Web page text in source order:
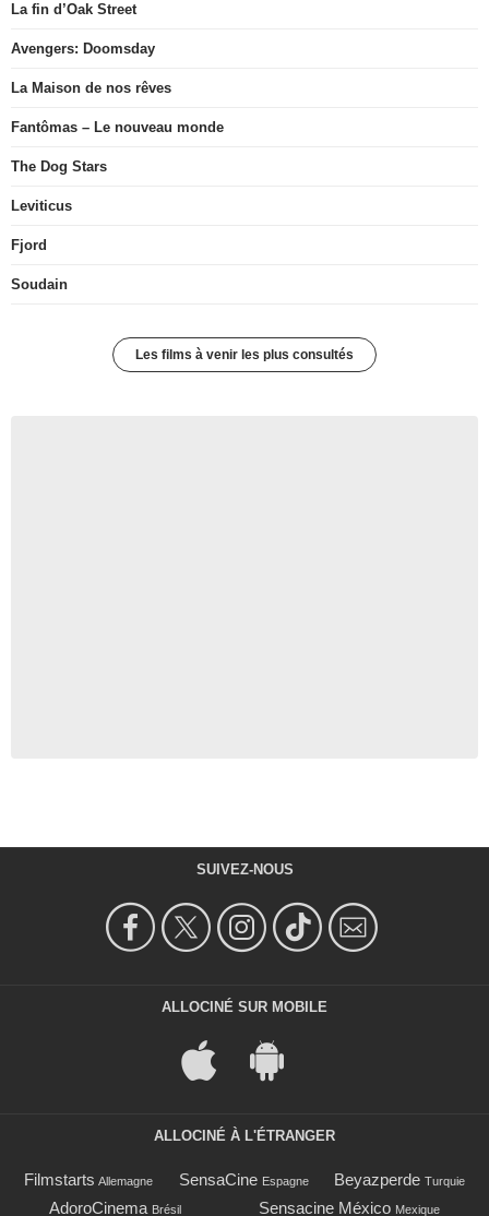
La fin d’Oak Street
Avengers: Doomsday
La Maison de nos rêves
Fantômas – Le nouveau monde
The Dog Stars
Leviticus
Fjord
Soudain
Les films à venir les plus consultés
SUIVEZ-NOUS
ALLOCINÉ SUR MOBILE
ALLOCINÉ À L'ÉTRANGER
Filmstarts Allemagne SensaCine Espagne Beyazperde Turquie
AdoroCinema Brésil Sensacine México Mexique